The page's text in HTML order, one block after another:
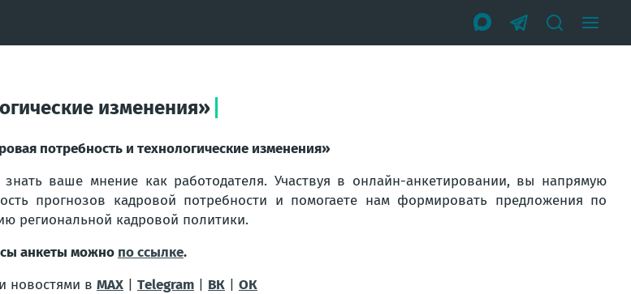
изменения»
потребность и технологические изменения»
ваше мнение как работодателя. Участвуя в онлайн-анкетировании, вы напрямую
прогнозов кадровой потребности и помогаете нам формировать предложения по
региональной кадровой политики.
анкеты можно по ссылке.
новостями в MAX Тelegram ВК
ОК